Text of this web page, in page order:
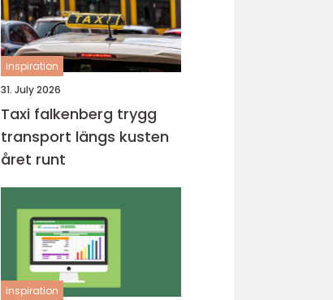
inspiration
31. July 2026
Taxi falkenberg trygg
transport längs kusten
året runt
inspiration